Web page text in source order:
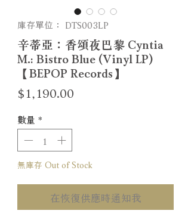
庫存單位： DTS003LP
辛蒂亞：香頌夜巴黎 Cyntia
M.: Bistro Blue (Vinyl LP)
【BEPOP Records】
$1,190.00
數量 *
無庫存 Out of Stock
在恢復供應時通知我